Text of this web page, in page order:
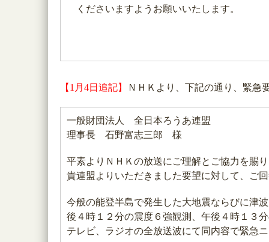
くださいますようお願いいたします。
【1月4日追記】 ＮＨＫより、下記の通り、緊急
一般財団法人 全日本ろうあ連盟
理事長 石野富志三郎 様
平素よりＮＨＫの放送にご理解とご協力を賜
貴連盟よりいただきました要望に対して、ご
今般の能登半島で発生した大地震ならびに津
後４時１２分の震度６強観測、午後４時１３
テレビ、ラジオの全放送波にて同内容で緊急